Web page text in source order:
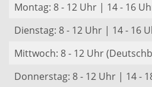
Montag: 8 - 12 Uhr | 14 - 16
Dienstag: 8 - 12 Uhr | 14 - 16
Mittwoch: 8 - 12 Uhr
Donnerstag: 8 - 12 Uhr | 14 -